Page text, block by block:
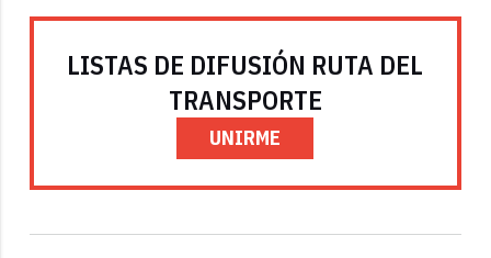
LISTAS DE DIFUSIÓN RUTA DEL
TRANSPORTE
UNIRME